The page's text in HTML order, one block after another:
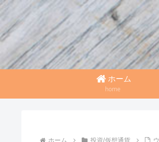
ホーム
home
ホーム 投資/仮想通貨